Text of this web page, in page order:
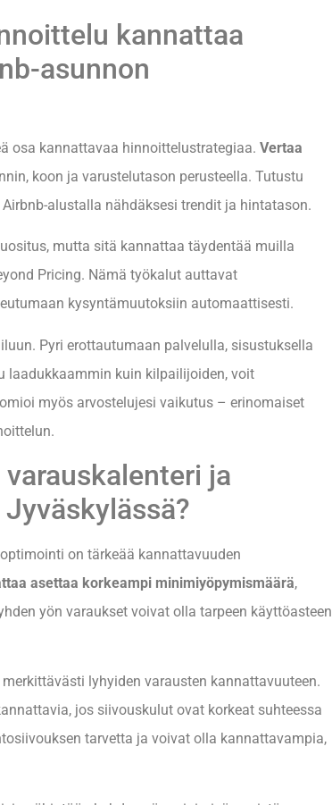
kannattaa
asunnon
osa kannattavaa hinnoittelustrategiaa. Vertaa
koon ja varustelutason perusteella. Tutustu
alustalla nähdäksesi trendit ja hintatason.
mutta sitä kannattaa täydentää muilla
Pricing. Nämä työkalut auttavat
kysyntämuutoksiin automaattisesti.
Pyri erottautumaan palvelulla, sisustuksella
laadukkaammin kuin kilpailijoiden, voit
myös arvostelujesi vaikutus – erinomaiset
ja
on tärkeää kannattavuuden
asettaa korkeampi minimiyöpymismäärä,
yön varaukset voivat olla tarpeen käyttöasteen
lyhyiden varausten kannattavuuteen.
jos siivouskulut ovat korkeat suhteessa
tarvetta ja voivat olla kannattavampia,